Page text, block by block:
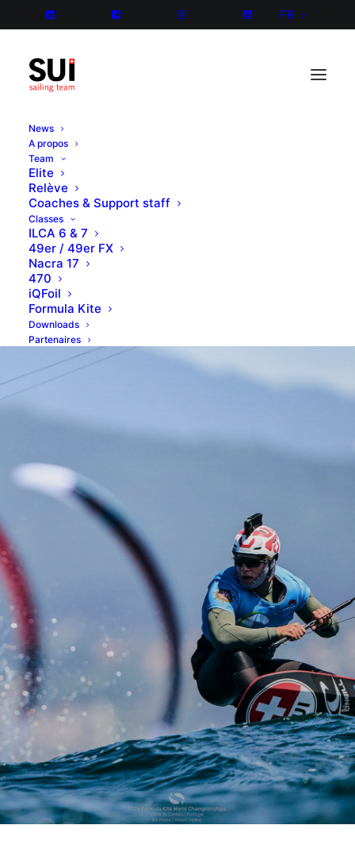
FR
News
A propos
Team
Elite
Relève
Coaches & Support staff
Classes
ILCA 6 & 7
49er / 49er FX
Nacra 17
470
iQFoil
Formula Kite
Downloads
Partenaires